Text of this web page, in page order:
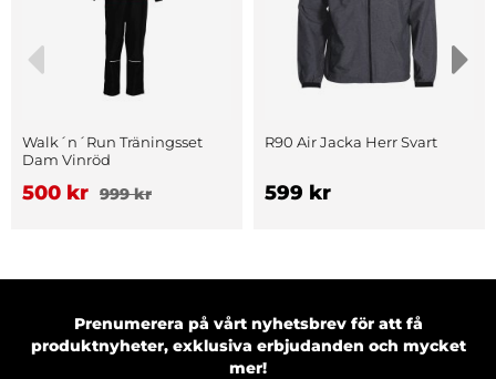
Walk´n´Run Träningsset
Dam Vinröd
500 kr 999 kr
R90 Air Jacka Herr Svart
599 kr
Prenumerera på vårt nyhetsbrev för att få
produktnyheter, exklusiva erbjudanden och mycket
mer!